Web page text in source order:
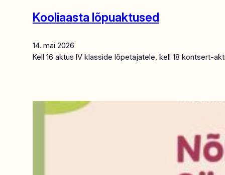
Kooliaasta lõpuaktused
14. mai 2026
Kell 16 aktus IV klasside lõpetajatele, kell 18 kontsert-